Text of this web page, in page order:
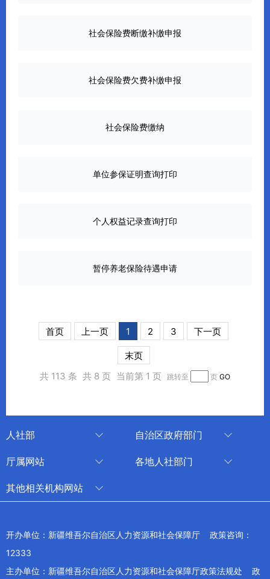
社会保险费断缴补缴申报
社会保险费欠费补缴申报
社会保险费缴纳
单位参保证明查询打印
个人权益记录查询打印
暂停养老保险待遇申请
首页 上一页 1 2 3 下一页
末页
共 113 条 共 8 页 当前第 1 页 跳转至 页 GO
人社部
技能人才评价工作网
自治区政府部门
审计厅
退役军人事务厅
厅属网站
中国新疆人才网
各地人社部门
克孜勒苏柯尔克孜自治州
其他相关机构网站
新疆新闻网
新疆电视台
开办单位：新疆维吾尔自治区人力资源和社会保障厅 政策咨询：
12333
主办单位：新疆维吾尔自治区人力资源和社会保障厅政策法规处 政